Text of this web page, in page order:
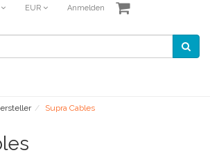
EUR Anmelden
Supra Cables